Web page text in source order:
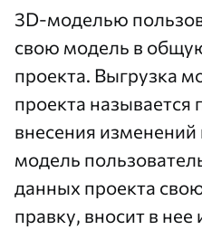
3D-моделью
свою модель в
проекта. Выгрузка
проекта
внесения
модель
данных проекта
правку, вносит в